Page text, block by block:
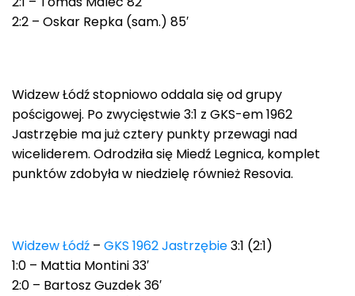
2:2 – Oskar Repka (sam.) 85′
Widzew Łódź stopniowo oddala się od grupy
pościgowej. Po zwycięstwie 3:1 z GKS-em 1962
Jastrzębie ma już cztery punkty przewagi nad
wiceliderem. Odrodziła się Miedź Legnica, komplet
punktów zdobyła w niedzielę również Resovia.
Widzew Łódź – GKS 1962 Jastrzębie3:1 (2:1)
1:0 – Mattia Montini 33′
2:0 – Bartosz Guzdek 36′